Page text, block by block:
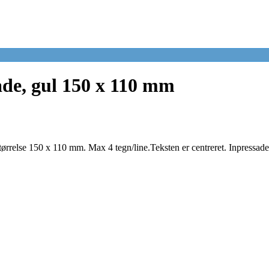
gul 150 x 110 mm
150 x 110 mm. Max 4 tegn/line.Teksten er centreret.